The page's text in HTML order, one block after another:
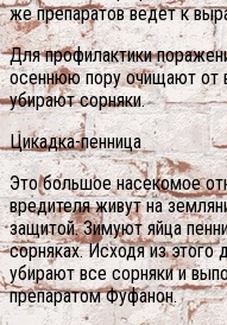
же препаратов ведет к
Для профилактики
осеннюю пору очищают от
убирают сорняки.
Цикадка-пенница
Это большое насекомое
вредителя живут на
защитой. Зимуют яйца
сорняках. Исходя из этого
убирают все сорняки и
препаратом Фуфанон.